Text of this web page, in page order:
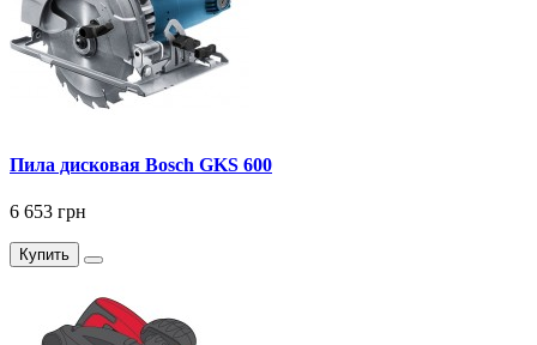
Пила дисковая Bosch GKS 600
6 653 грн
Купить